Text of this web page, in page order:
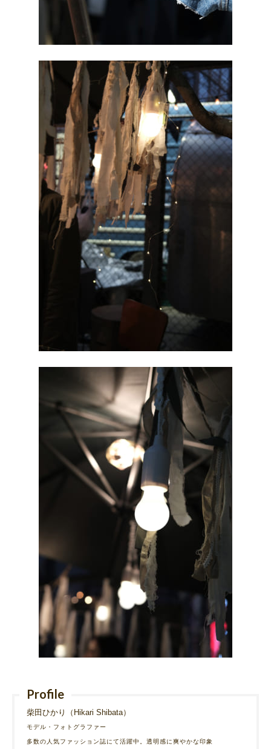
Profile
柴田ひかり（Hikari Shibata）
モデル・フォトグラファー
多数の人気ファッション誌にて活躍中。透明感に爽やかな印象